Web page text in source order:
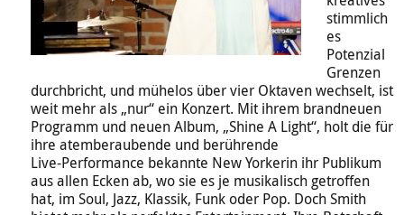
stimmlich
es
Potenzial
Grenzen
durchbricht, und mühelos über vier Oktaven wechselt, ist
weit mehr als „nur“ ein Konzert. Mit ihrem brandneuen
Programm und neuen Album, „Shine A Light“, holt die für
ihre atemberaubende und berührende
Live-Performance bekannte New Yorkerin ihr Publikum
aus allen Ecken ab, wo sie es je musikalisch getroffen
hat, im Soul, Jazz, Klassik, Funk oder Pop. Doch Smith